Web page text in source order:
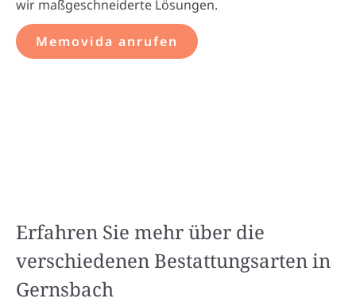
wir maßgeschneiderte Lösungen.
Memovida anrufen
Erfahren Sie mehr über die
verschiedenen Bestattungsarten in
Gernsbach